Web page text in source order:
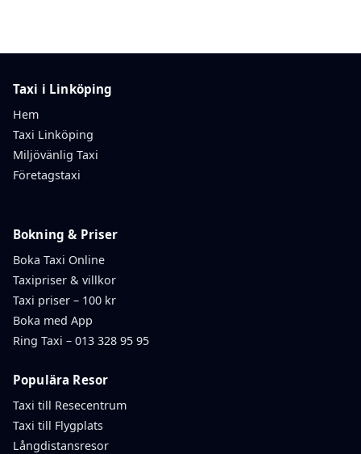
Taxi i Linköping
Hem
Taxi Linköping
Miljövänlig Taxi
Företagstaxi
Bokning & Priser
Boka Taxi Online
Taxipriser & villkor
Taxi priser – 100 kr
Boka med App
Ring Taxi – 013 328 95 95
Populära Resor
Taxi till Resecentrum
Taxi till Flygplats
Långdistansresor